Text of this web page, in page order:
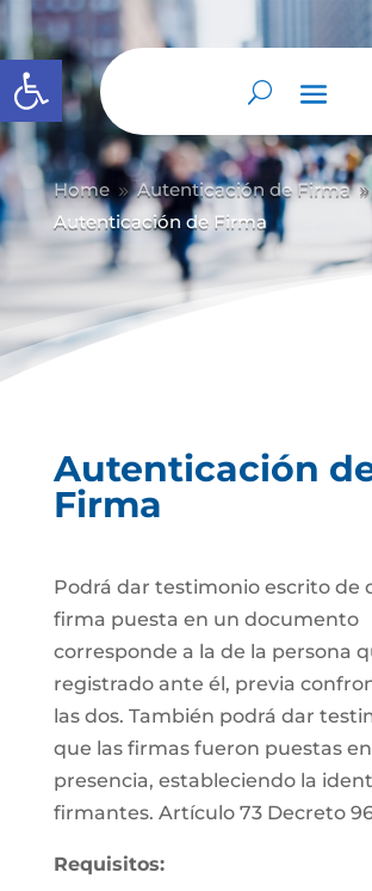
Abrir barra de herramientas
Home 9 Autenticación de Firma 9
Autenticación de Firma
Autenticación
Firma
Podrá dar testimonio escrito de
firma puesta en un documento
corresponde a la de la persona
registrado ante él, previa
las dos. También podrá dar
que las firmas fueron puestas
presencia, estableciendo la
firmantes. Artículo 73 Decreto
Requisitos: